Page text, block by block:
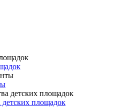
детских площадок